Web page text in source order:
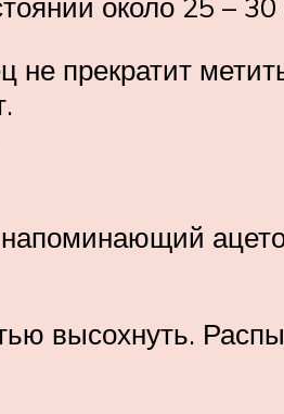
не прекратит
высохнуть.